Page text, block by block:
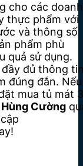
cho các doanh
thực phẩm với
và thông số
phẩm phù
quả sử dụng.
đủ thông
đúng đắn. Nếu
mua tủ mát 3
Hùng Cường